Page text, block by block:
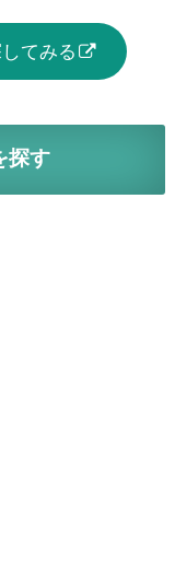
てみる
探す